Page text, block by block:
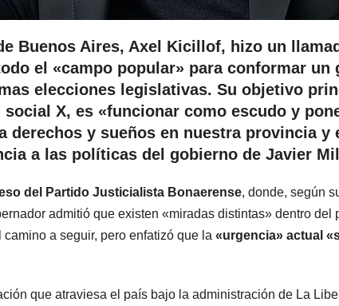
Buenos Aires, Axel Kicillof, hizo un
el «campo popular» para conformar un
elecciones legislativas. Su objetivo
X, es «funcionar como escudo y
derechos y sueños en nuestra provincia y
a las políticas del gobierno de Javier
del Partido Justicialista Bonaerense, donde, según
admitió que existen «miradas distintas» dentro del
a seguir, pero enfatizó que la «urgencia» actual
que atraviesa el país bajo la administración de La